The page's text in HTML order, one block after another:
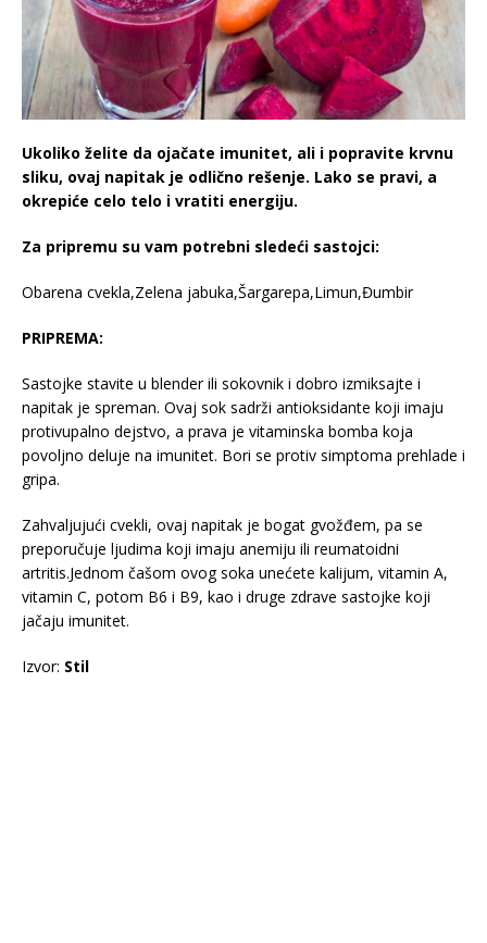
Ukoliko želite da ojačate imunitet, ali i popravite krvnu
sliku, ovaj napitak je odlično rešenje. Lako se pravi, a
okrepiće celo telo i vratiti energiju.
Za pripremu su vam potrebni sledeći sastojci:
Obarena cvekla,Zelena jabuka,Šargarepa,Limun,Đumbir
PRIPREMA:
Sastojke stavite u blender ili sokovnik i dobro izmiksajte i
napitak je spreman. Ovaj sok sadrži antioksidante koji imaju
protivupalno dejstvo, a prava je vitaminska bomba koja
povoljno deluje na imunitet. Bori se protiv simptoma prehlade i
gripa.
Zahvaljujući cvekli, ovaj napitak je bogat gvožđem, pa se
preporučuje ljudima koji imaju anemiju ili reumatoidni
artritis.Jednom čašom ovog soka unećete kalijum, vitamin A,
vitamin C, potom B6 i B9, kao i druge zdrave sastojke koji
jačaju imunitet.
Izvor: Stil